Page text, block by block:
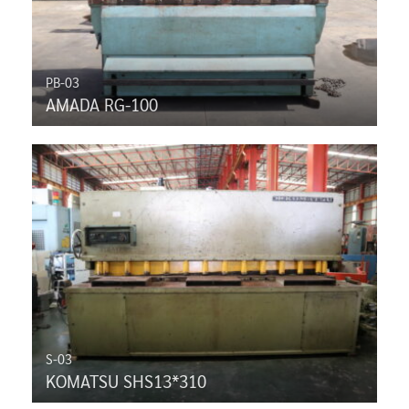
PB-03
AMADA RG-100
S-03
KOMATSU SHS13*310